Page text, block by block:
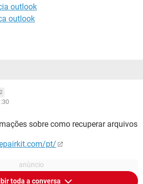
outlook
outlook
2
sobre como recuperar arquivos
pt/
toda a conversa